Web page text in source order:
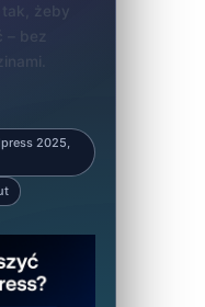
tak, żeby
– bez
2025,